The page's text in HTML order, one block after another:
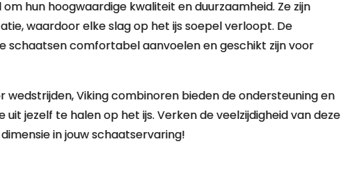
hun hoogwaardige kwaliteit en duurzaamheid. Ze zijn
waardoor elke slag op het ijs soepel verloopt. De
comfortabel aanvoelen en geschikt zijn voor
Viking combinoren bieden de ondersteuning en
jezelf te halen op het ijs. Verken de veelzijdigheid van deze
in jouw schaatservaring!